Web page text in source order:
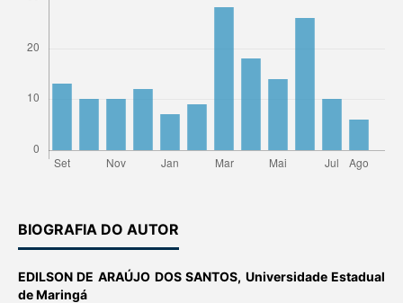
BIOGRAFIA DO AUTOR
EDILSON DE ARAÚJO DOS SANTOS, Universidade Estadual
de Maringá